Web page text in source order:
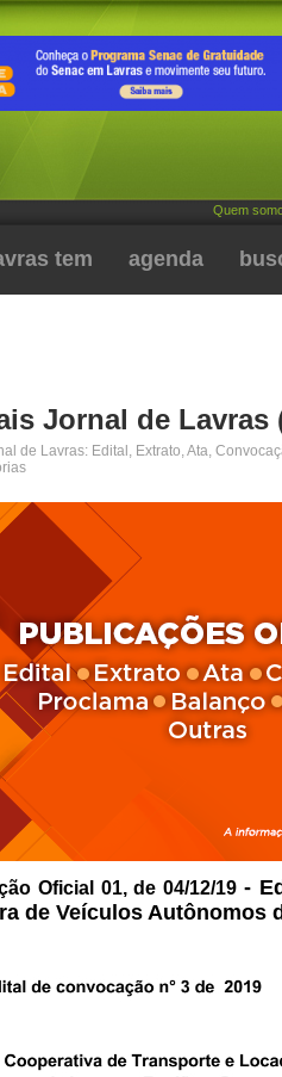
Quem
tem agenda
Jornal de Lavras
de Lavras: Edital, Extrato, Ata,
Oficial 01, de 04/12/19-
de Veículos Autônomos